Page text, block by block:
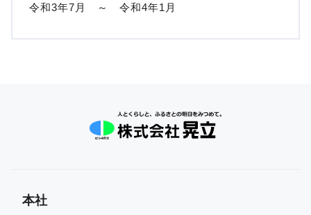
令和3年7月 ～ 令和4年1月
本社